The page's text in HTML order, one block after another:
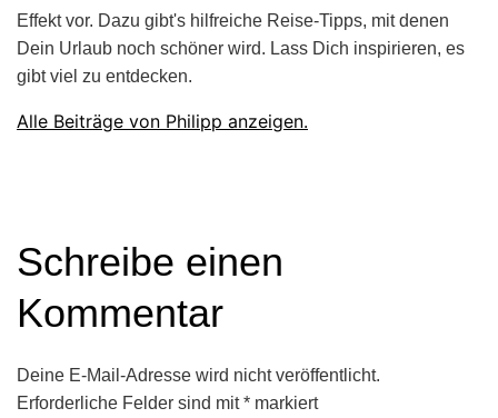
Effekt vor. Dazu gibt's hilfreiche Reise-Tipps, mit denen
Dein Urlaub noch schöner wird. Lass Dich inspirieren, es
gibt viel zu entdecken.
Alle Beiträge von Philipp anzeigen.
Schreibe einen
Kommentar
Deine E-Mail-Adresse wird nicht veröffentlicht.
Erforderliche Felder sind mit* markiert